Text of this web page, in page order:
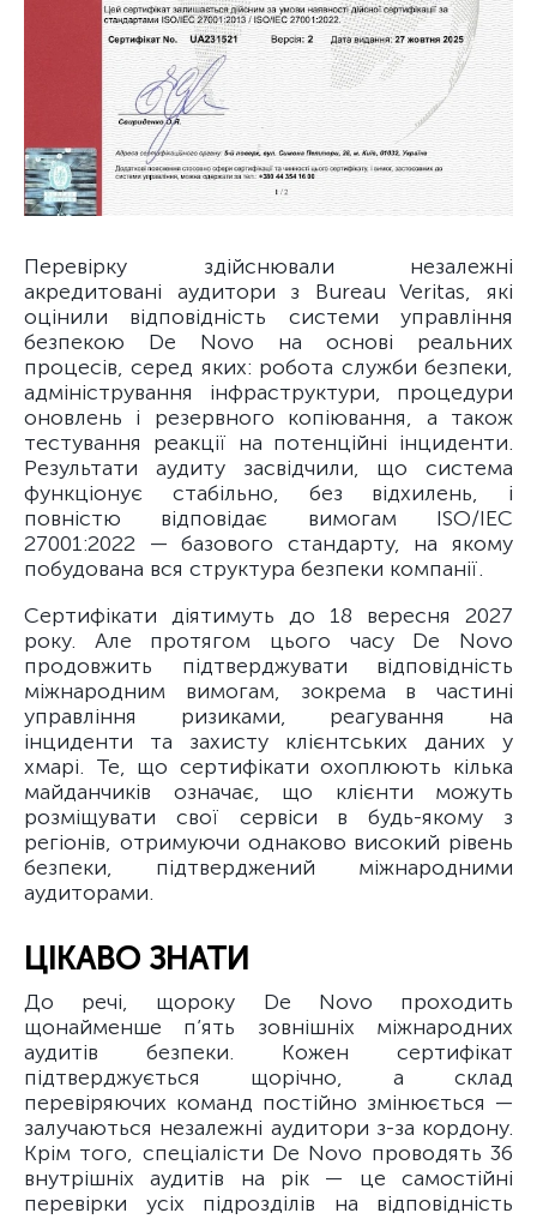
Перевірку здійснювали незалежні
акредитовані аудитори з Bureau Veritas, які
оцінили відповідність системи управління
безпекою De Novo на основі реальних
процесів, серед яких: робота служби безпеки,
адміністрування інфраструктури, процедури
оновлень і резервного копіювання, а також
тестування реакції на потенційні інциденти.
Результати аудиту засвідчили, що система
функціонує стабільно, без відхилень, і
повністю відповідає вимогам ISO/IEC
27001:2022 — базового стандарту, на якому
побудована вся структура безпеки компанії.
Сертифікати діятимуть до 18 вересня 2027
року. Але протягом цього часу De Novo
продовжить підтверджувати відповідність
міжнародним вимогам, зокрема в частині
управління ризиками, реагування на
інциденти та захисту клієнтських даних у
хмарі. Те, що сертифікати охоплюють кілька
майданчиків означає, що клієнти можуть
розміщувати свої сервіси в будь-якому з
регіонів, отримуючи однаково високий рівень
безпеки, підтверджений міжнародними
аудиторами.
ЦІКАВО ЗНАТИ
До речі, щороку De Novo проходить
щонайменше п’ять зовнішніх міжнародних
аудитів безпеки. Кожен сертифікат
підтверджується щорічно, а склад
перевіряючих команд постійно змінюється —
залучаються незалежні аудитори з-за кордону.
Крім того, спеціалісти De Novo проводять 36
внутрішніх аудитів на рік — це самостійні
перевірки усіх підрозділів на відповідність